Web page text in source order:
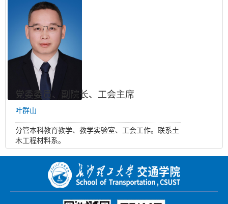
党委委员、副院长、工会主席
叶群山
分管本科教育教学、教学实验室、工会工作。联系土
木工程材料系。